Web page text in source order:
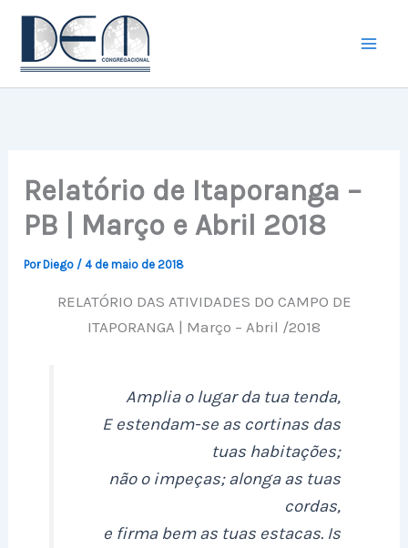
conteúdo
Relatório de Itaporanga –
PB | Março e Abril 2018
PorDiego /4 de maio de 2018
RELATÓRIO DAS ATIVIDADES DO CAMPO DE
ITAPORANGA | Março – Abril /2018
Amplia o lugar da tua tenda,
E estendam-se as cortinas das
tuas habitações;
não o impeças; alonga as tuas
cordas,
e firma bem as tuas estacas. Is